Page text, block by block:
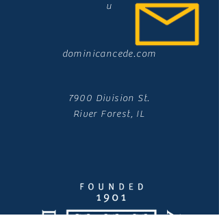
u
dominicancede.com
7900 Division St.
River Forest, IL